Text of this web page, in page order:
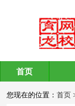
EMBA
首页
您现在的位置：首页